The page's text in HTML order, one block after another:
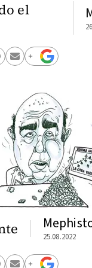
el
25.08.2022